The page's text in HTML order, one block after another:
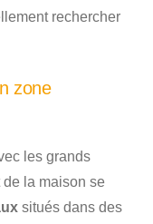
rechercher
zone
les grands
de la maison se
situés dans des